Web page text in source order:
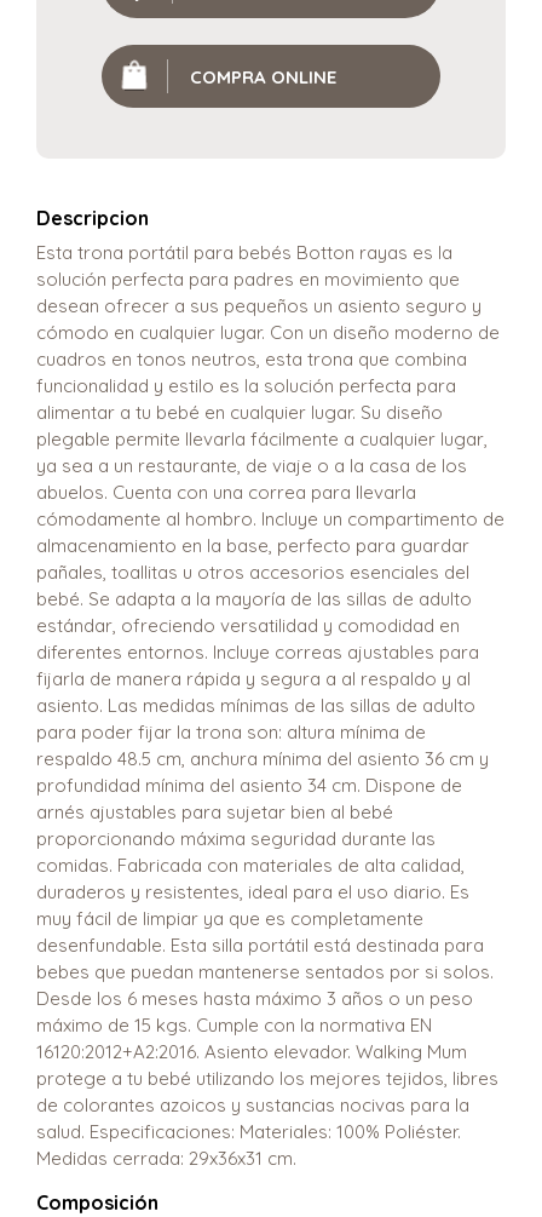
COMPRA ONLINE
Descripcion
Esta trona portátil para bebés Botton rayas es la
solución perfecta para padres en movimiento que
desean ofrecer a sus pequeños un asiento seguro y
cómodo en cualquier lugar. Con un diseño moderno de
cuadros en tonos neutros, esta trona que combina
funcionalidad y estilo es la solución perfecta para
alimentar a tu bebé en cualquier lugar. Su diseño
plegable permite llevarla fácilmente a cualquier lugar,
ya sea a un restaurante, de viaje o a la casa de los
abuelos. Cuenta con una correa para llevarla
cómodamente al hombro. Incluye un compartimento de
almacenamiento en la base, perfecto para guardar
pañales, toallitas u otros accesorios esenciales del
bebé. Se adapta a la mayoría de las sillas de adulto
estándar, ofreciendo versatilidad y comodidad en
diferentes entornos. Incluye correas ajustables para
fijarla de manera rápida y segura a al respaldo y al
asiento. Las medidas mínimas de las sillas de adulto
para poder fijar la trona son: altura mínima de
respaldo 48.5 cm, anchura mínima del asiento 36 cm y
profundidad mínima del asiento 34 cm. Dispone de
arnés ajustables para sujetar bien al bebé
proporcionando máxima seguridad durante las
comidas. Fabricada con materiales de alta calidad,
duraderos y resistentes, ideal para el uso diario. Es
muy fácil de limpiar ya que es completamente
desenfundable. Esta silla portátil está destinada para
bebes que puedan mantenerse sentados por si solos.
Desde los 6 meses hasta máximo 3 años o un peso
máximo de 15 kgs. Cumple con la normativa EN
16120:2012+A2:2016. Asiento elevador. Walking Mum
protege a tu bebé utilizando los mejores tejidos, libres
de colorantes azoicos y sustancias nocivas para la
salud. Especificaciones: Materiales: 100% Poliéster.
Medidas cerrada: 29x36x31 cm.
Composición